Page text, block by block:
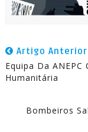
Artigo Anterior
Equipa Da
Humanitária
Bombeiros